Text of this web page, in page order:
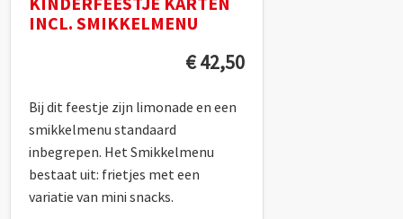
INCL. SMIKKELMENU
€ 42,50
Bij dit feestje zijn limonade en een
smikkelmenu standaard
inbegrepen. Het Smikkelmenu
bestaat uit: frietjes met een
variatie van mini snacks.